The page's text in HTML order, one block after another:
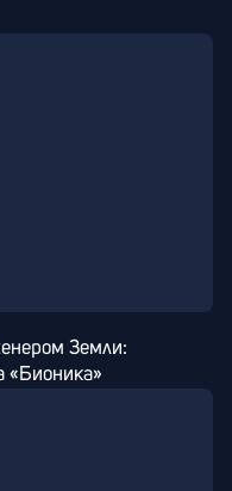
Земли:
«Бионика»